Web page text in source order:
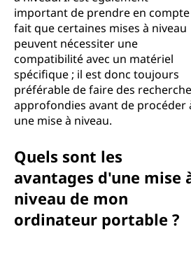
important de prendre en
fait que certaines mises à niveau
peuvent nécessiter une
compatibilité avec un matériel
spécifique ; il est donc toujours
préférable de faire des
approfondies avant de procéder
une mise à niveau.
Quels sont les
avantages d'une mise
niveau de mon
ordinateur portable ?